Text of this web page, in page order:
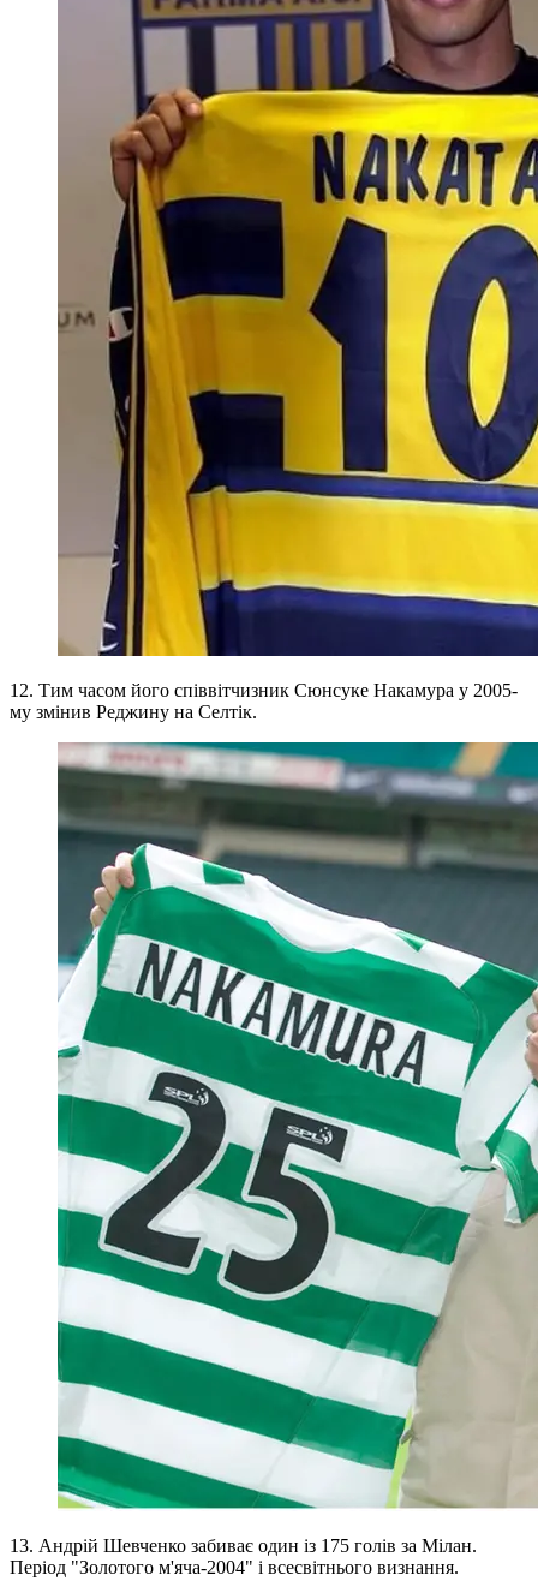
12. Тим часом його співвітчизник Сюнсуке Накамура у 2005-
му змінив Реджину на Селтік.
13. Андрій Шевченко забиває один із 175 голів за Мілан.
Період "Золотого м'яча-2004" і всесвітнього визнання.